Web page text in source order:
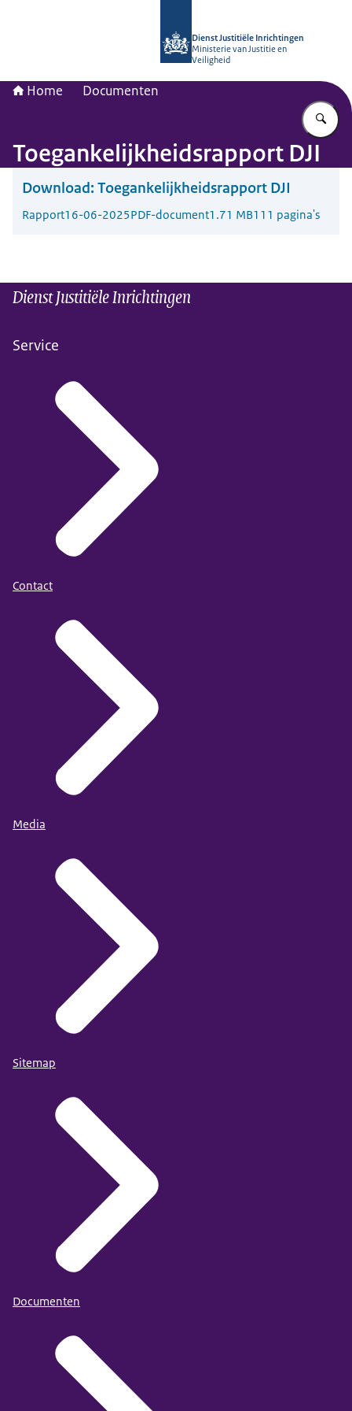
Dienst Justitiële Inrichtingen
Ministerie van Justitie en
Veiligheid
Home Documenten
Toegankelijkheidsrapport DJI
Download: Toegankelijkheidsrapport DJI
Rapport16-06-2025PDF-document1.71 MB111 pagina's
Dienst Justitiële Inrichtingen
Service
Contact
Media
Sitemap
Documenten